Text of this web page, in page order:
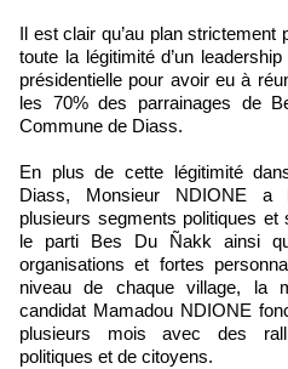
Il est clair qu’au plan
toute la légitimité d’un
présidentielle pour avoir eu à
les 70% des parrainages de
Commune de Diass.
En plus de cette légitimité
Diass, Monsieur NDIONE a
plusieurs segments politiques
le parti Bes Du Ñakk ainsi
organisations et fortes
niveau de chaque village, la
candidat Mamadou NDIONE
plusieurs mois avec des
politiques et de citoyens.